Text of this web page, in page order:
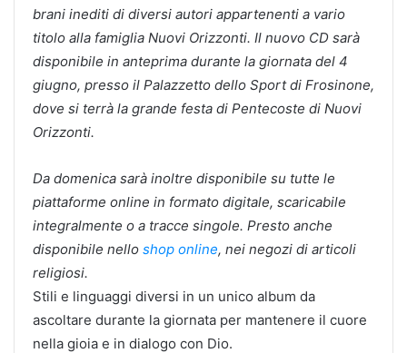
brani inediti di diversi autori appartenenti a vario
titolo alla famiglia Nuovi Orizzonti. Il nuovo CD sarà
disponibile in anteprima durante la giornata del 4
giugno, presso il Palazzetto dello Sport di Frosinone,
dove si terrà la grande festa di Pentecoste di Nuovi
Orizzonti.
Da domenica sarà inoltre disponibile su tutte le
piattaforme online in formato digitale, scaricabile
integralmente o a tracce singole. Presto anche
disponibile nello shop online, nei negozi di articoli
religiosi.
Stili e linguaggi diversi in un unico album da
ascoltare durante la giornata per mantenere il cuore
nella gioia e in dialogo con Dio.